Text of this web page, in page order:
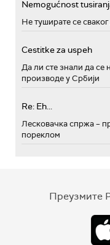
Nemogućnost
Не туширате се
Cestitke za uspeh
Да ли сте знали да се
производе у Србији
Re: Eh...
Лесковачка спржа –
пореклом
Преузмите